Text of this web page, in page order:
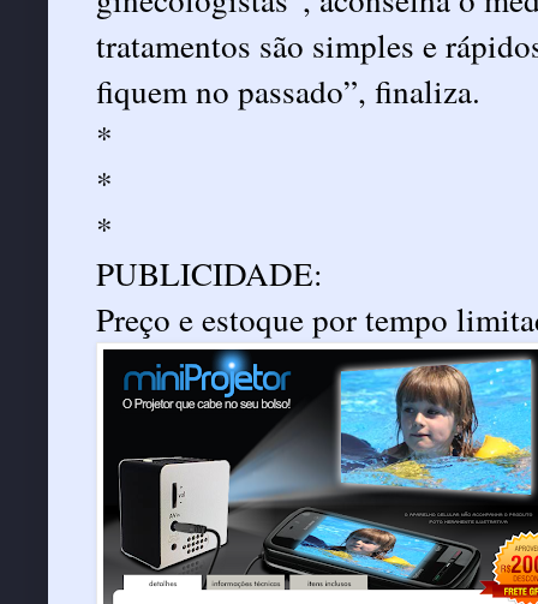
tratamentos são simples e
fiquem no passado”, finaliza.
*
*
*
PUBLICIDADE:
Preço e estoque por tempo